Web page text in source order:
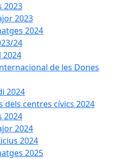
2023
2023
2024
24
2024
de les Dones
2024
dels centres cívics 2024
2024
2024
2024
2025